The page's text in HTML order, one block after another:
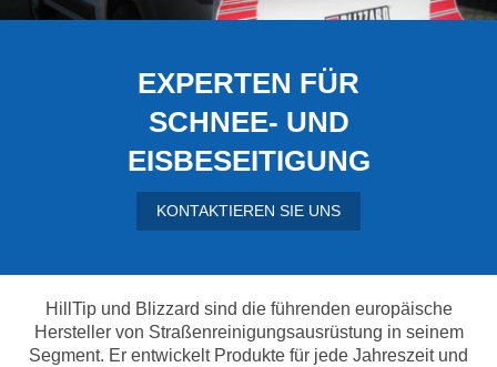
EXPERTEN FÜR
SCHNEE- UND
EISBESEITIGUNG
KONTAKTIEREN SIE UNS
HillTip und Blizzard sind die führenden europäische
Hersteller von Straßenreinigungsausrüstung in seinem
Segment. Er entwickelt Produkte für jede Jahreszeit und